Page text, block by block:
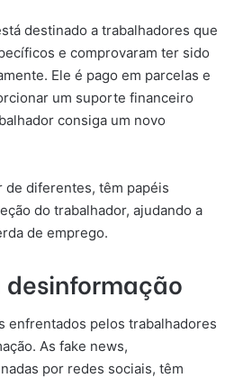
destinado a trabalhadores que
e comprovaram ter sido
Ele é pago em parcelas e
um suporte financeiro
consiga um novo
de diferentes, têm papéis
do trabalhador, ajudando a
de emprego.
enfrentados pelos trabalhadores
As fake news,
por redes sociais, têm